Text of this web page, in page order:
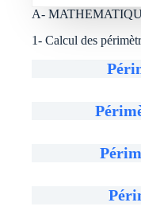
A-
1- Calcul des